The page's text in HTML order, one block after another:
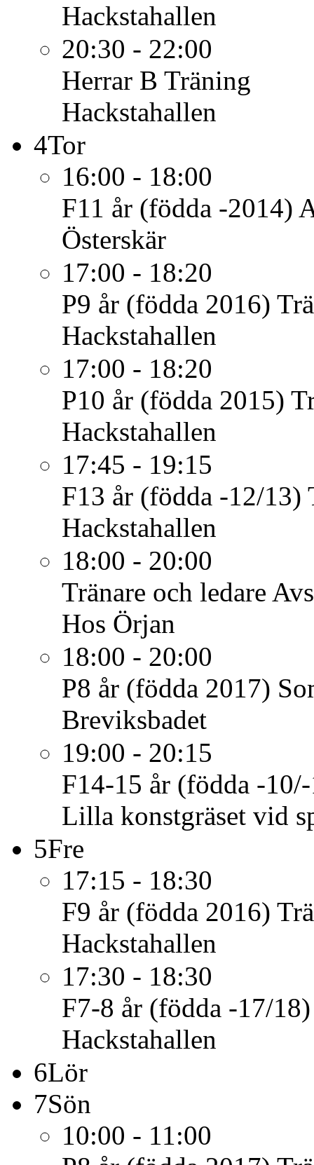
Hackstahallen
20:30 - 22:00
Herrar B Träning
Hackstahallen
4Tor
16:00 - 18:00
F11 år (födda -2014)
Österskär
17:00 - 18:20
P9 år (födda 2016)
Hackstahallen
17:00 - 18:20
P10 år (födda 2015)
Hackstahallen
17:45 - 19:15
F13 år (födda -12/13)
Hackstahallen
18:00 - 20:00
Tränare och ledare
Hos Örjan
18:00 - 20:00
P8 år (födda 2017)
Breviksbadet
19:00 - 20:15
F14-15 år (födda -
Lilla konstgräset vid
5Fre
17:15 - 18:30
F9 år (födda 2016)
Hackstahallen
17:30 - 18:30
F7-8 år (födda -17/18)
Hackstahallen
6Lör
7Sön
10:00 - 11:00